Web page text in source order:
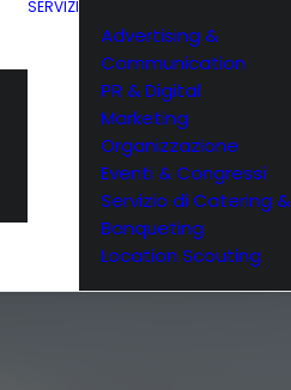
SERVIZI
Advertising &
Communication
PR & Digital
Marketing
Organizzazione
Eventi & Congressi
Servizio di Catering &
Banqueting
Location Scouting